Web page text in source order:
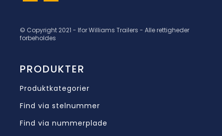
© Copyright 2021 - Ifor Williams Trailers - Alle rettigheder
forbeholdes
PRODUKTER
Produktkategorier
Find via stelnummer
Find via nummerplade